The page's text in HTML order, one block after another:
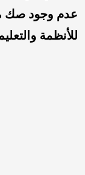
عدم وجود صك
للأنظمة